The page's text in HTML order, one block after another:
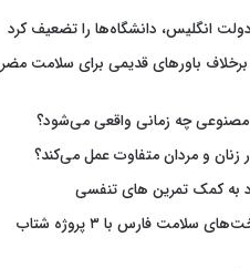
انگلیس، دانشگاه‌ها را تضعیف کرد
برخلاف باورهای قدیمی برای سلامت مضر
چه زمانی واقعی می‌شود؟
زنان و مردان متفاوت عمل می‌کند؟
به کمک تمرین های تنفسی
توسعه زیرساخت‌های سلامت فارس با ۳ پروژه شتاب